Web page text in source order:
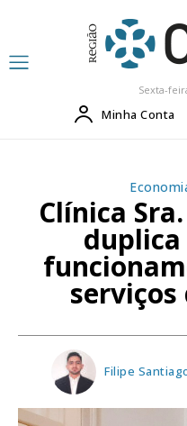
Sexta-
Minha Conta
Clínica
duplica
Filipe